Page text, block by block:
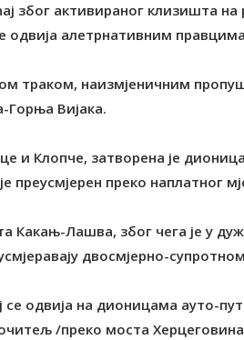
због активираног клизишта
одвија алетрнативним
траком, наизмјеничним
Горња Вијака.
и Клопче, затворена је
преусмјерен преко наплатног
Какањ-Лашва, због чега је у
двосмјерно-
одвија на дионицама ауто-
/преко моста